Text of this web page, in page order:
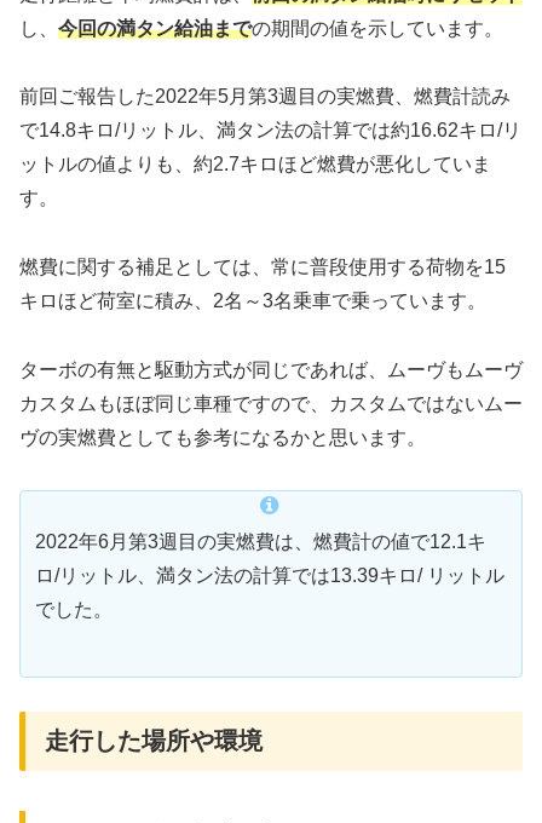
し、 今回の満タン給油までの期間の値を示しています。
前回ご報告した2022年5月第3週目の実燃費、燃費計読み
で14.8キロ/リットル、満タン法の計算では約16.62キロ/リ
ットルの値よりも、約2.7キロほど燃費が悪化していま
す。
燃費に関する補足としては、常に普段使用する荷物を15
キロほど荷室に積み、2名～3名乗車で乗っています。
ターボの有無と駆動方式が同じであれば、ムーヴもムーヴ
カスタムもほぼ同じ車種ですので、カスタムではないムー
ヴの実燃費としても参考になるかと思います。
2022年6月第3週目の実燃費は、燃費計の値で12.1キ
ロ/リットル、満タン法の計算では13.39キロ/ リットル
でした。
走行した場所や環境